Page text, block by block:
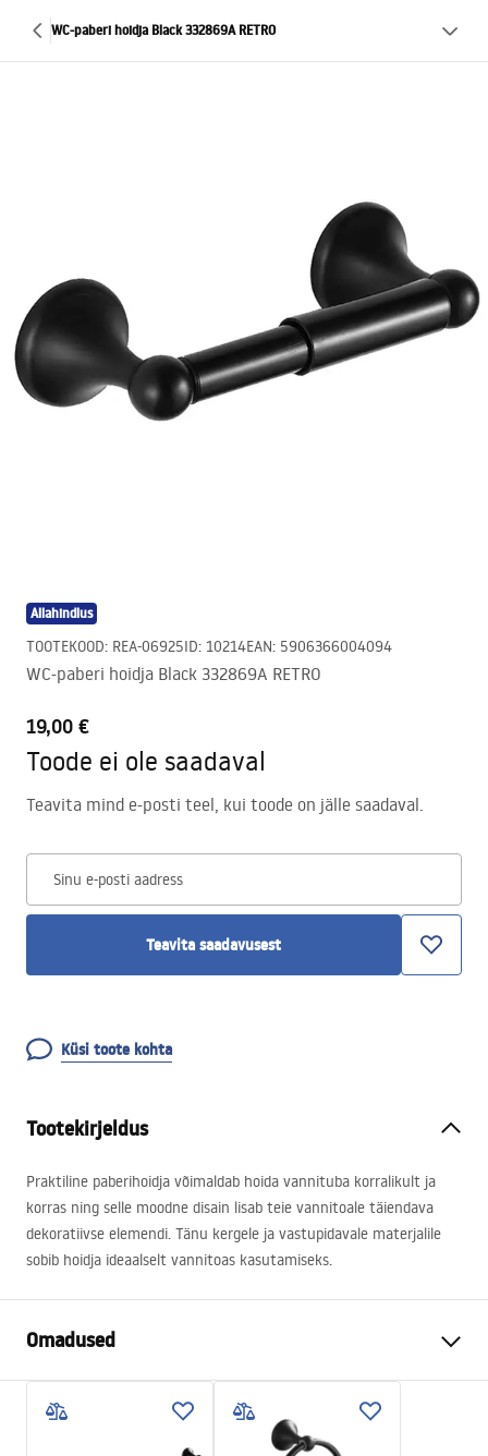
WC-paberi hoidja Black 332869A RETRO
Allahindlus
TOOTEKOOD: REA-06925ID: 10214EAN: 5906366004094
WC-paberi hoidja Black 332869A RETRO
19,00 €
Toode ei ole saadaval
Teavita mind e-posti teel, kui toode on jälle saadaval.
Sinu e-posti aadress
Teavita saadavusest
Küsi toote kohta
Tootekirjeldus
Praktiline paberihoidja võimaldab hoida vannituba korralikult ja
korras ning selle moodne disain lisab teie vannitoale täiendava
dekoratiivse elemendi. Tänu kergele ja vastupidavale materjalile
sobib hoidja ideaalselt vannitoas kasutamiseks.
Omadused
Metall